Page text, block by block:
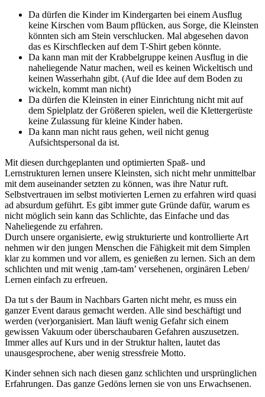
Da dürfen die Kinder im Kindergarten bei einem Ausflug
keine Kirschen vom Baum pflücken, aus Sorge, die Kleinsten
könnten sich am Stein verschlucken. Mal abgesehen davon
das es Kirschflecken auf dem T-Shirt geben könnte.
Da kann man mit der Krabbelgruppe keinen Ausflug in die
naheliegende Natur machen, weil es keinen Wickeltisch und
keinen Wasserhahn gibt. (Auf die Idee auf dem Boden zu
wickeln, kommt man nicht)
Da dürfen die Kleinsten in einer Einrichtung nicht mit auf
dem Spielplatz der Größeren spielen, weil die Klettergerüste
keine Zulassung für kleine Kinder haben.
Da kann man nicht raus gehen, weil nicht genug
Aufsichtspersonal da ist.
Mit diesen durchgeplanten und optimierten Spaß- und
Lernstrukturen lernen unsere Kleinsten, sich nicht mehr unmittelbar
mit dem auseinander setzten zu können, was ihre Natur ruft.
Selbstvertrauen im selbst motivierten Lernen zu erfahren wird quasi
ad absurdum geführt. Es gibt immer gute Gründe dafür, warum es
nicht möglich sein kann das Schlichte, das Einfache und das
Naheliegende zu erfahren.
Durch unsere organisierte, ewig strukturierte und kontrollierte Art
nehmen wir den jungen Menschen die Fähigkeit mit dem Simplen
klar zu kommen und vor allem, es genießen zu lernen. Sich an dem
schlichten und mit wenig ‚tam-tam’ versehenen, orginären Leben/
Lernen einfach zu erfreuen.
Da tut s der Baum in Nachbars Garten nicht mehr, es muss ein
ganzer Event daraus gemacht werden. Alle sind beschäftigt und
werden (ver)organisiert. Man läuft wenig Gefahr sich einem
gewissen Vakuum oder überschaubaren Gefahren auszusetzen.
Immer alles auf Kurs und in der Struktur halten, lautet das
unausgesprochene, aber wenig stressfreie Motto.
Kinder sehnen sich nach diesen ganz schlichten und ursprünglichen
Erfahrungen. Das ganze Gedöns lernen sie von uns Erwachsenen.